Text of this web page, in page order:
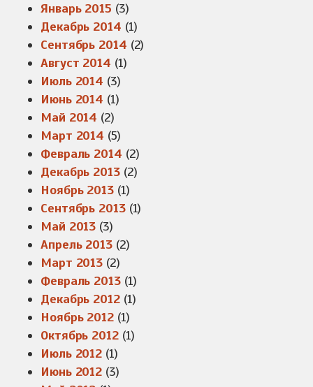
Январь 2015 (3)
Декабрь 2014 (1)
Сентябрь 2014 (2)
Август 2014 (1)
Июль 2014 (3)
Июнь 2014 (1)
Май 2014 (2)
Март 2014 (5)
Февраль 2014 (2)
Декабрь 2013(2)
Ноябрь 2013(1)
Сентябрь 2013(1)
Май 2013 (3)
Апрель 2013(2)
Март 2013 (2)
Февраль 2013(1)
Декабрь 2012(1)
Ноябрь 2012(1)
Октябрь 2012(1)
Июль 2012 (1)
Июнь 2012 (3)